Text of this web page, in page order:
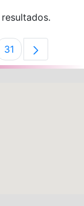
intermedias
Página
31